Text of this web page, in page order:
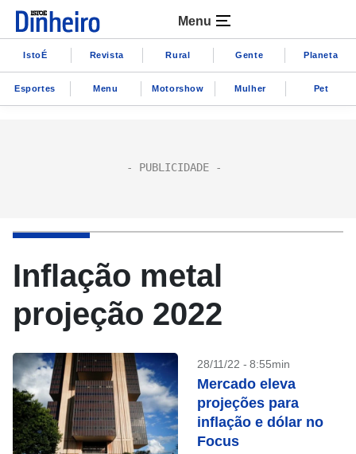
Menu
IstoÉ Revista Rural Gente Planeta
Esportes Menu Motorshow Mulher Pet
Inflação metal
projeção 2022
28/11/22 - 8:55min
Mercado eleva
projeções para
inflação e dólar no
Focus